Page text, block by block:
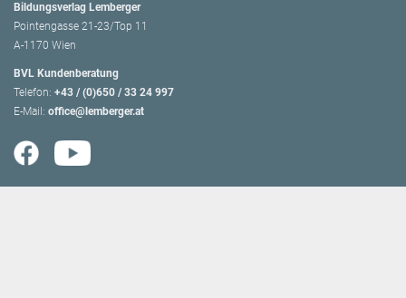
Bildungsverlag Lemberger
Pointengasse 21-23/Top 11
A-1170 Wien
BVL Kundenberatung
Telefon: +43 / (0)650 / 33 24 997
E-Mail: office@lemberger.at